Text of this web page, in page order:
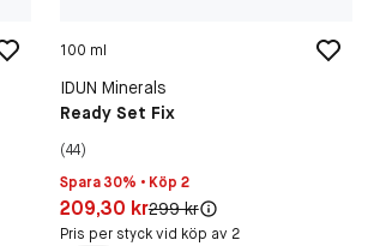
100 ml
IDUN Minerals
Ready Set Fix
(44)
Spara 30% • Köp 2
Pris: 209,30 kr
209,30 krOriginal pris:
299 kr
Pris per styck vid köp av 2